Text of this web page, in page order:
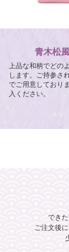
青木松
上品な和柄でどの
します。ご持参さ
でご用意しており
入ください。
でき
ご注文後